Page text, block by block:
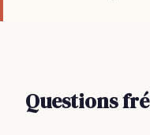
Questions